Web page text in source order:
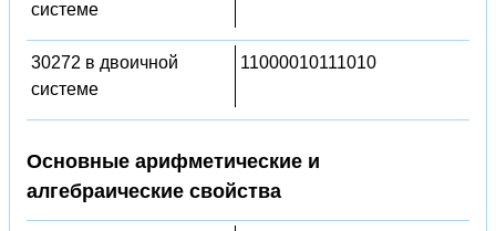
системе
30272 в двоичной
системе
11000010111010
Основные арифметические и
алгебраические свойства